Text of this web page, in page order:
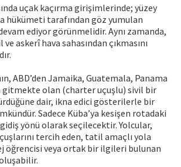
uçak kaçırma girişimlerinde; yüzey
hükümeti tarafından göz yumulan
ediyor görünmelidir. Aynı zamanda,
ve askerî hava sahasından çıkmasını
ABD’den Jamaika, Guatemala, Panama
gitmekte olan (charter uçuşlu) sivil bir
dair, ikna edici gösterilerle bir
Sadece Küba’ya kesişen rotadaki
gidiş yönü olarak seçilecektir. Yolcular,
tercih eden, tatil amaçlı yola
öğrencisi veya ortak bir ilgileri bulunan